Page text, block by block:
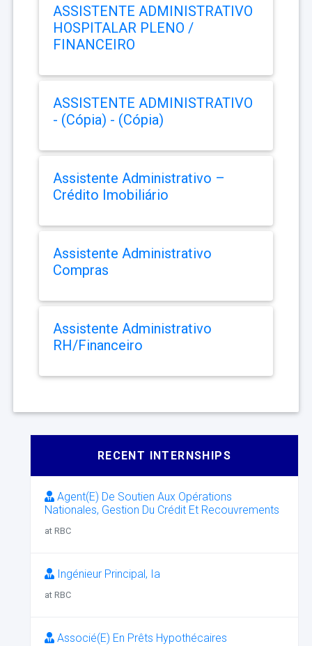
ASSISTENTE ADMINISTRATIVO
HOSPITALAR PLENO /
FINANCEIRO
ASSISTENTE ADMINISTRATIVO
- (Cópia) - (Cópia)
Assistente Administrativo –
Crédito Imobiliário
Assistente Administrativo
Compras
Assistente Administrativo
RH/Financeiro
RECENT INTERNSHIPS
Agent(E) De Soutien Aux Opérations
Nationales, Gestion Du Crédit Et Recouvrements
at RBC
Ingénieur Principal, Ia
at RBC
Associé(E) En Prêts Hypothécaires